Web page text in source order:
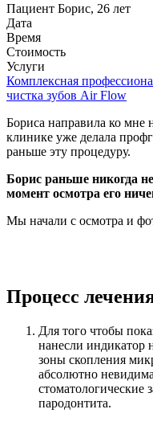
Пациент Борис, 26 лет
Дата
Время
Стоимость
Услуги
Комплексная
чистка зубов Air Flow
Бориса направила ко мне
клинике уже делала
раньше эту процедуру.
Борис раньше никогда
момент осмотра его
Мы начали с осмотра и
Процесс
Для того чтобы
нанесли индикатор
зоны скопления
абсолютно
стоматологические
пародонтита.